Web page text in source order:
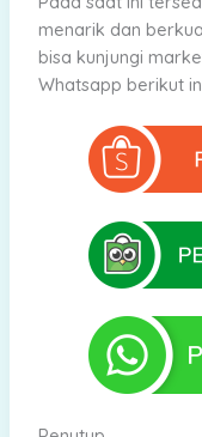
menarik dan
bisa kunjungi
Whatsapp berikut